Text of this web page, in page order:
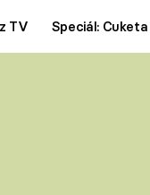
TV Speciál: Cuketa